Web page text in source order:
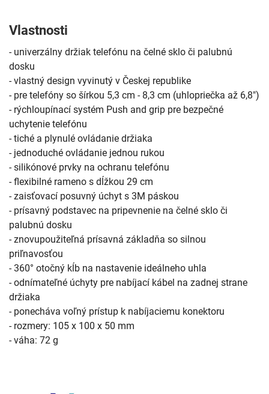
Vlastnosti
- univerzálny držiak telefónu na čelné sklo či palubnú
dosku
- vlastný design vyvinutý v Českej republike
- pre telefóny so šírkou 5,3 cm - 8,3 cm (uhlopriečka až 6,8")
- rýchloupínací systém Push and grip pre bezpečné
uchytenie telefónu
- tiché a plynulé ovládanie držiaka
- jednoduché ovládanie jednou rukou
- silikónové prvky na ochranu telefónu
- flexibilné rameno s dĺžkou 29 cm
- zaisťovací posuvný úchyt s 3M páskou
- prísavný podstavec na pripevnenie na čelné sklo či
palubnú dosku
- znovupoužiteľná prísavná základňa so silnou
priľnavosťou
- 360° otočný kĺb na nastavenie ideálneho uhla
- odnímateľné úchyty pre nabíjací kábel na zadnej strane
držiaka
- ponecháva voľný prístup k nabíjaciemu konektoru
- rozmery: 105 x 100 x 50 mm
- váha: 72 g